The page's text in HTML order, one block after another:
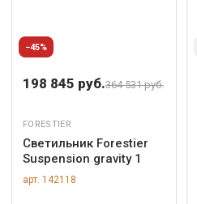
−45%
198 845 руб.364 531 руб.
FORESTIER
Светильник Forestier
Suspension gravity 1
арт. 142118